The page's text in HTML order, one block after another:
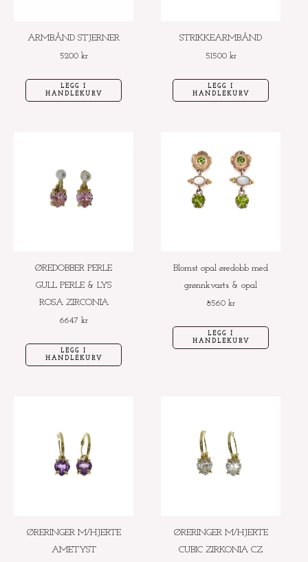
ARMBÅND STJERNER
5200 kr
LEGG I
HANDLEKURV
STRIKKEARMBÅND
51500 kr
LEGG I
HANDLEKURV
ØREDOBBER PERLE
GULL PERLE & LYS
ROSA ZIRCONIA
6647 kr
LEGG I
HANDLEKURV
Blomst opal øredobb med
grønnkvarts & opal
8560 kr
LEGG I
HANDLEKURV
ØRERINGER M/HJERTE
AMETYST
ØRERINGER M/HJERTE
CUBIC ZIRKONIA CZ